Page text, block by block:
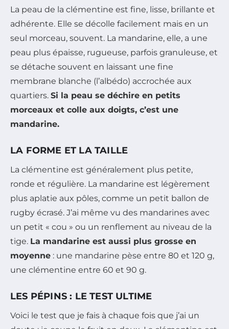
La peau de la clémentine est fine, lisse, brillante et
adhérente. Elle se décolle facilement mais en un
seul morceau, souvent. La mandarine, elle, a une
peau plus épaisse, rugueuse, parfois granuleuse, et
se détache souvent en laissant une fine
membrane blanche (l’albédo) accrochée aux
quartiers. Si la peau se déchire en petits
morceaux et colle aux doigts, c’est une
mandarine.
LA FORME ET LA TAILLE
La clémentine est généralement plus petite,
ronde et régulière. La mandarine est légèrement
plus aplatie aux pôles, comme un petit ballon de
rugby écrasé. J’ai même vu des mandarines avec
un petit « cou » ou un renflement au niveau de la
tige. La mandarine est aussi plus grosse en
moyenne : une mandarine pèse entre 80 et 120 g,
une clémentine entre 60 et 90 g.
LES PÉPINS : LE TEST ULTIME
Voici le test que je fais à chaque fois que j’ai un